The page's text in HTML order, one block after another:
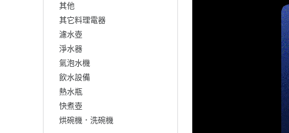
其他
其它料理電器
濾水壺
淨水器
氣泡水機
飲水設備
熱水瓶
快煮壺
烘碗機．洗碗機